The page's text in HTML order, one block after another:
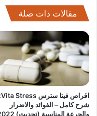
مقالات ذات صلة
اقراص فيتا سترس Vita Stress:
شرح كامل – الفوائد والاضرار
والجرعة المناسبة (تحديث) 2022